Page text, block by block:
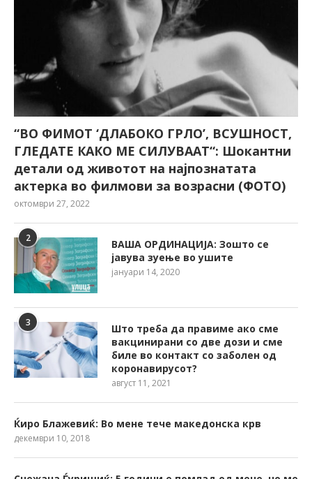
“ВО ФИМОТ ‘ДЛАБОКО ГРЛО’, ВСУШНОСТ,
ГЛЕДАТЕ КАКО МЕ СИЛУВААТ“: Шокантни
детали од животот на најпознатата
актерка во филмови за возрасни (ФОТО)
октомври 27, 2022
2
ВАША ОРДИНАЦИЈА: Зошто се
јавува зуење во ушите
јануари 14, 2020
3
Што треба да правиме ако сме
вакцинирани со две дози и сме
биле во контакт со заболен од
коронавирусот?
август 11, 2021
Ќиро Блажевиќ: Во мене тече македонска крв
декември 10, 2018